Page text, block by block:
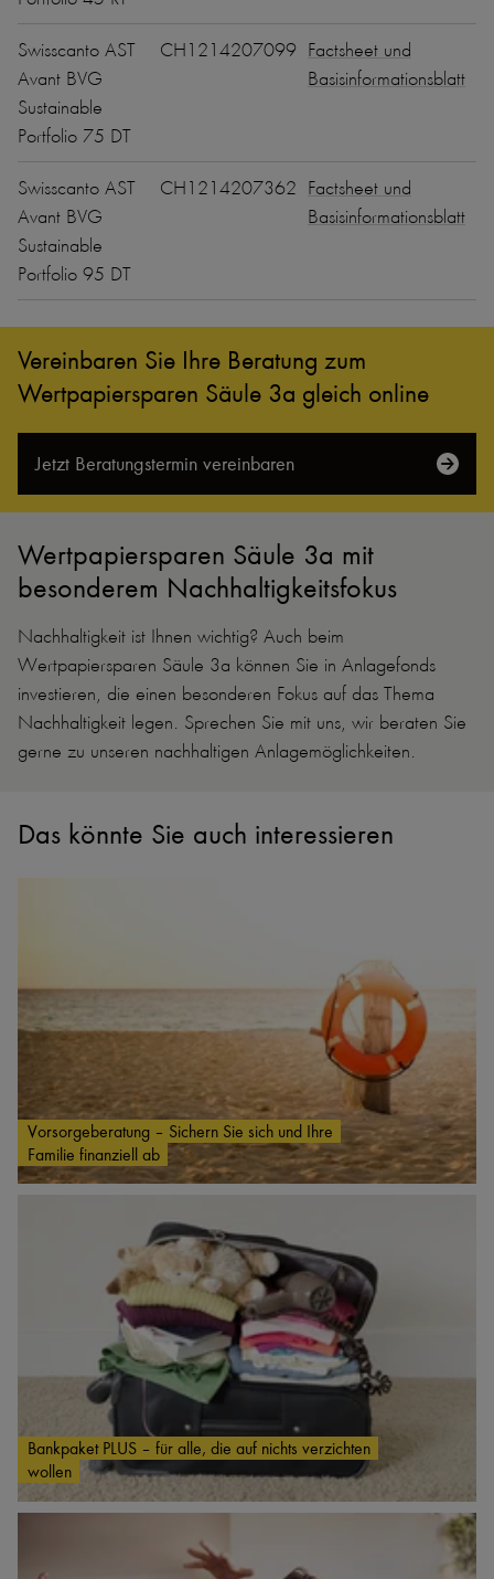
Swisscanto AST
Avant BVG
Sustainable
Portfolio 75 DT
CH1214207099 Factsheet und
Basisinformationsblatt
Swisscanto AST
Avant BVG
Sustainable
Portfolio 95 DT
CH1214207362 Factsheet und
Basisinformationsblatt
Vereinbaren Sie Ihre Beratung zum
Wertpapiersparen Säule 3a gleich online
Jetzt Beratungs­termin vereinbaren
Wertpapiersparen Säule 3a mit
besonderem Nachhaltigkeitsfokus
Nachhaltigkeit ist Ihnen wichtig? Auch beim
Wertpapiersparen Säule 3a können Sie in Anlagefonds
investieren, die einen besonderen Fokus auf das Thema
Nachhaltigkeit legen. Sprechen Sie mit uns, wir beraten Sie
gerne zu unseren nachhaltigen Anlagemöglichkeiten.
Das könnte Sie auch interessieren
Vorsorgeberatung – Sichern Sie sich und Ihre
Familie finanziell ab
Bankpaket PLUS – für alle, die auf nichts verzichten
wollen